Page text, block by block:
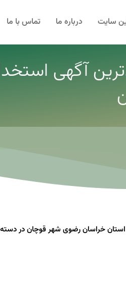
سایت درباره ما تماس با ما
آگهی
خراسان رضوی شهر قوچان در